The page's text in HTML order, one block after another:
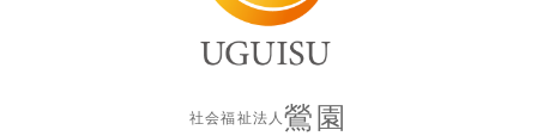
社会福祉法人鶯園